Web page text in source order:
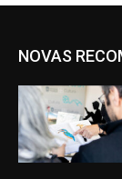
NOVAS